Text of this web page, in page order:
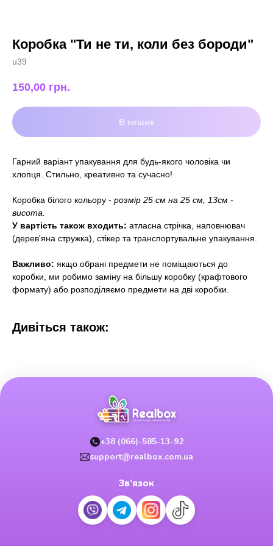
Коробка "Ти не ти, коли без бороди"
u39
150,00 грн.
В кошик
Гарний варіант упакування для будь-якого чоловіка чи
хлопця. Стильно, креативно та сучасно!
Коробка білого кольору - розмір 25 см на 25 см, 13см -
висота.
У вартість також входить: атласна стрічка, наповнювач
(дерев'яна стружка), стікер та транспортувальне упакування.
Важливо: якщо обрані предмети не поміщаються до
коробки, ми робимо заміну на більшу коробку (крафтового
формату) або розподіляємо предмети на дві коробки.
Дивіться також:
+38 (066)-585-13-92
support@realbox.com.ua
Зв’язок